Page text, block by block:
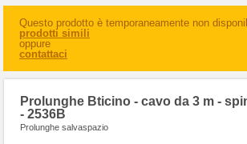
Questo prodotto è temporaneamente non
prodotti simili
oppure
contattaci
Prolunghe Bticino - cavo da 3 m -
- 2536B
Prolunghe salvaspazio